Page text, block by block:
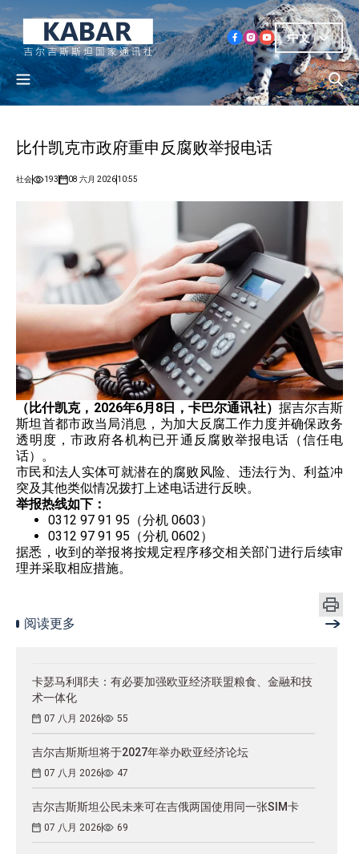
中文
比什凯克市政府重申反腐败举报电话
社会 193 08 六月 202610:55
（比什凯克，2026年6月8日，卡巴尔通讯社） 据吉尔吉斯
斯坦首都市政当局消息，为加大反腐工作力度并确保政务
透明度，市政府各机构已开通反腐败举报电话（信任电
话）。
市民和法人实体可就潜在的腐败风险、违法行为、利益冲
突及其他类似情况拨打上述电话进行反映。
举报热线如下：
0312 97 91 95（分机 0603）
0312 97 91 95（分机 0602）
据悉，收到的举报将按规定程序移交相关部门进行后续审
理并采取相应措施。
阅读更多
卡瑟马利耶夫：有必要加强欧亚经济联盟粮食、金融和技
术一体化
07 八月 2026 55
吉尔吉斯斯坦将于2027年举办欧亚经济论坛
07 八月 2026 47
吉尔吉斯斯坦公民未来可在吉俄两国使用同一张SIM卡
07 八月 2026 69